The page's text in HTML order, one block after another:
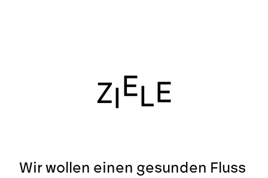
ZIELE
Wir wollen einen gesunden Fluss